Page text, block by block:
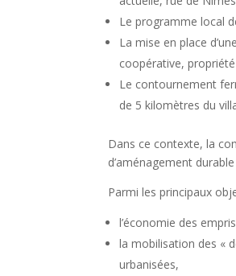
Le programme local
La mise en place
coopérative,
Le contournement
de 5 kilomètres du
Dans ce contexte, la
d’aménagement
Parmi les principaux
l’économie des
la mobilisation des «
urbanisées,